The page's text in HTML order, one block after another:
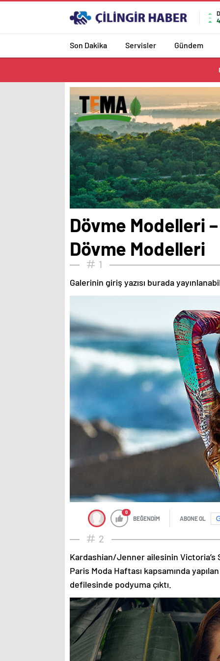
Son Dakika Servisler Gündem
Dövme Modelleri
Dövme Modelleri
1
Galerinin giriş yazısı burada
0
BEĞENDİM ABONE OL
2
Kardashian/Jenner ailesinin
Paris Moda Haftası kapsamında
defilesinde podyuma çıktı.